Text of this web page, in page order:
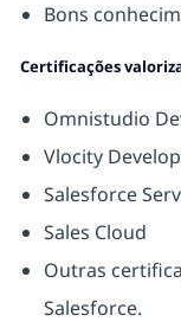
Bons
Certificações
Omnistudio
Vlocity
Salesforce
Sales Cloud
Outras
Salesforce.